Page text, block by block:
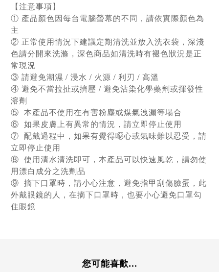
【注意事項】
① 產品顏色因每台電腦螢幕的不同，請依實際顏色為
主
② 正常使用情況下建議定期清洗並放入洗衣袋，深淺
色請分開來洗滌，深色商品如清洗時有褪色狀況是正
常現況
③ 請避免潮濕 / 浸水 / 火源 / 利刃 / 高溫
④ 避免不當拉扯或擠壓 / 避免沾染化學藥劑或揮發性
溶劑
⑤ 本產品不使用在有害粉塵或煤氣洩漏等場合
⑥ 如果皮膚上有異常的情況，請立即停止使用
⑦ 配戴過程中，如果有覺得噁心或氣味難以忍受，請
立即停止使用
⑧ 使用清水清洗即可，本產品可以快速風乾，請勿使
用漂白成分之洗劑品
⑨ 摘下口罩時，請小心注意，避免指甲刮傷臉蛋，此
外戴眼鏡的人，在摘下口罩時，也要小心避免口罩勾
住眼鏡
您可能喜歡...